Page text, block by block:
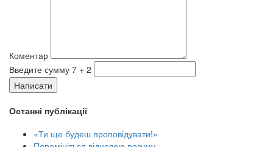
Коментар
Введите сумму 7 + 2
Написати
Останні публікації
«Ти ще будеш проповідувати!»